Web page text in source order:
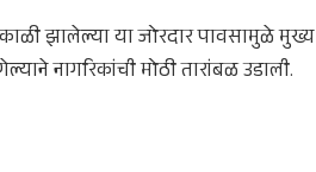
झालेल्या या जोरदार पावसामुळे मुख्य
नागरिकांची मोठी तारांबळ उडाली.